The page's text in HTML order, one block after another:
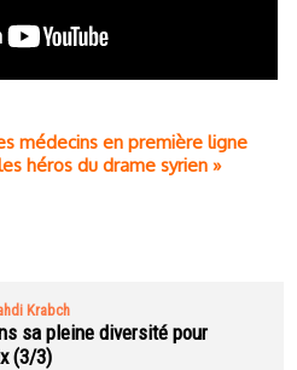
médecins en première ligne
héros du drame syrien »
Krabch
sa pleine diversité pour
(3/3)